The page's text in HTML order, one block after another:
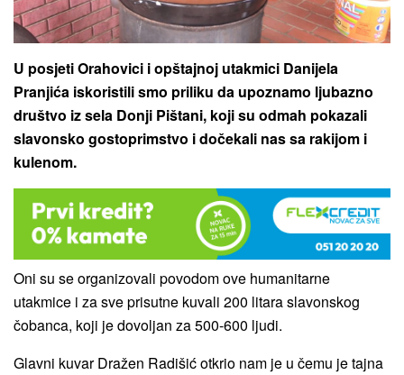
U posjeti Orahovici i opštajnoj utakmici Danijela
Pranjića iskoristili smo priliku da upoznamo ljubazno
društvo iz sela Donji Pištani, koji su odmah pokazali
slavonsko gostoprimstvo i dočekali nas sa rakijom i
kulenom.
Oni su se organizovali povodom ove humanitarne
utakmice i za sve prisutne kuvali 200 litara slavonskog
čobanca, koji je dovoljan za 500-600 ljudi.
Glavni kuvar Dražen Radišić otkrio nam je u čemu je tajna